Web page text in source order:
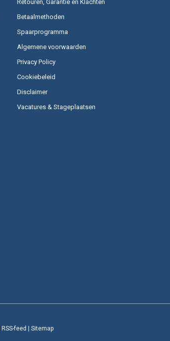
Retouren, Garantie en Klachten
Betaalmethoden
Spaarprogramma
Algemene voorwaarden
Privacy Policy
Cookiebeleid
Disclaimer
Vacatures & Stageplaatsen
RSS-feed | Sitemap